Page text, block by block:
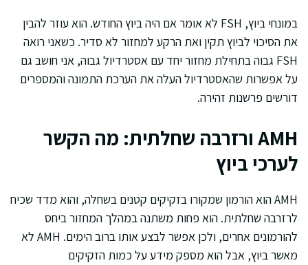
במונחי ביוץ, FSH לא אומר אם היה ביוץ החודש. הוא עוזר להבין
את הסיכוי לביוץ תקין ואת הרקע למחזור לא סדיר. כשאני רואה
FSH גבוה בתחילת מחזור יחד עם אסטרדיול גבוה, אני חושב גם
על אפשרות שהאסטרדיול העלה את הערכת התמונה והמספרים
דורשים פרשנות זהירה.
AMH ורזרבה שחלתית: מה הקשר
לערכי ביוץ
AMH הוא הורמון שמקורו בזקיקים קטנים בשחלה, והוא מדד שכיח
לרזרבה שחלתית. הוא פחות משתנה במהלך המחזור ביחס
להורמונים אחרים, ולכן אפשר לבצע אותו ברוב הימים. AMH לא
מאשר ביוץ, אבל הוא מספק מידע על כמות הזקיקים